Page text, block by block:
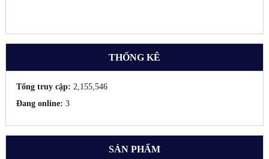
THỐNG KÊ
Tổng truy cập: 2,155,546
Đang online: 3
SẢN PHẨM